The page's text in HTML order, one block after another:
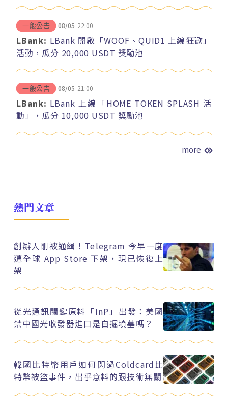
一般公告 08/05 22:00
LBank: LBank 開啟「WOOF、QUID1 上線狂歡」
活動，瓜分 20,000 USDT 獎勵池
一般公告 08/05 21:00
LBank: LBank 上線「HOME TOKEN SPLASH 活
動」，瓜分 10,000 USDT 獎勵池
more
熱門文章
創辦人剛被通緝！Telegram 今早一度
遭全球 App Store 下架，現已恢復上
架
從光通訊關鍵原料「InP」出發：美國
禁中國光收發器進口是自掘墳墓嗎？
韓國比特幣用戶如何閃過Coldcard比
特幣被盜事件，出乎意料的跟技術無關